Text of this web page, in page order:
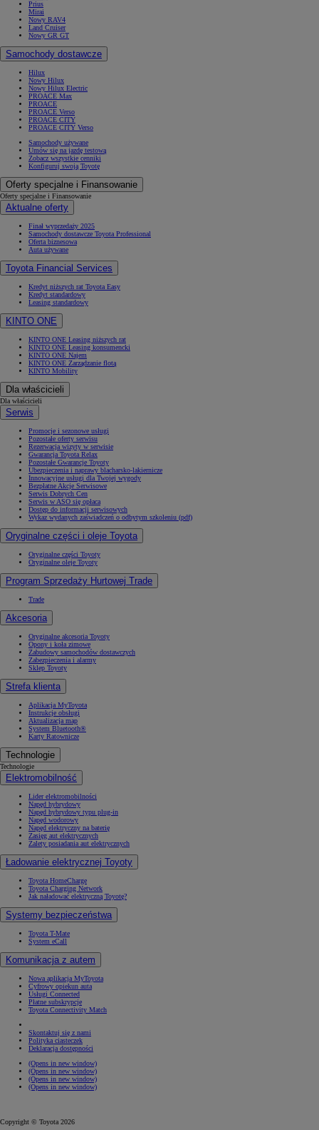
Prius
Mirai
Nowy RAV4
Land Cruiser
Nowy GR GT
Samochody dostawcze
Hilux
Nowy Hilux
Nowy Hilux Electric
PROACE Max
PROACE
PROACE Verso
PROACE CITY
PROACE CITY Verso
Samochody używane
Umów się na jazdę testową
Zobacz wszystkie cenniki
Konfiguruj swoją Toyotę
Oferty specjalne i Finansowanie
Oferty specjalne i Finansowanie
Aktualne oferty
Finał wyprzedaży 2025
Samochody dostawcze Toyota Professional
Oferta biznesowa
Auta używane
Toyota Financial Services
Kredyt niższych rat Toyota Easy
Kredyt standardowy
Leasing standardowy
KINTO ONE
KINTO ONE Leasing niższych rat
KINTO ONE Leasing konsumencki
KINTO ONE Najem
KINTO ONE Zarządzanie flotą
KINTO Mobility
Dla właścicieli
Dla właścicieli
Serwis
Promocje i sezonowe usługi
Pozostałe oferty serwisu
Rezerwacja wizyty w serwisie
Gwarancja Toyota Relax
Pozostałe Gwarancje Toyoty
Ubezpieczenia i naprawy blacharsko-lakiernicze
Innowacyjne usługi dla Twojej wygody
Bezpłatne Akcje Serwisowe
Serwis Dobrych Cen
Serwis w ASO się opłaca
Dostęp do informacji serwisowych
Wykaz wydanych zaświadczeń o odbytym szkoleniu (pdf)
Oryginalne części i oleje Toyota
Oryginalne części Toyoty
Oryginalne oleje Toyoty
Program Sprzedaży Hurtowej Trade
Trade
Akcesoria
Oryginalne akcesoria Toyoty
Opony i koła zimowe
Zabudowy samochodów dostawczych
Zabezpieczenia i alarmy
Sklep Toyoty
Strefa klienta
Aplikacja MyToyota
Instrukcje obsługi
Aktualizacja map
System Bluetooth®
Karty Ratownicze
Technologie
Technologie
Elektromobilność
Lider elektromobilności
Napęd hybrydowy
Napęd hybrydowy typu plug-in
Napęd wodorowy
Napęd elektryczny na baterię
Zasięg aut elektrycznych
Zalety posiadania aut elektrycznych
Ładowanie elektrycznej Toyoty
Toyota HomeCharge
Toyota Charging Network
Jak naładować elektryczną Toyotę?
Systemy bezpieczeństwa
Toyota T-Mate
System eCall
Komunikacja z autem
Nowa aplikacja MyToyota
Cyfrowy opiekun auta
Usługi Connected
Płatne subskrypcje
Toyota Connectivity Match
Skontaktuj się z nami
Polityka ciasteczek
Deklaracja dostępności
(Opens in new window)
(Opens in new window)
(Opens in new window)
(Opens in new window)
Copyright © Toyota 2026